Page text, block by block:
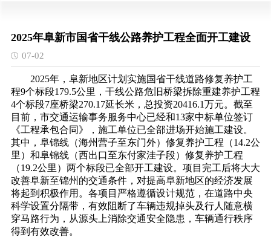
2025年阜新市国省干线公路养护工程全面开工建设
07-02
2025年，阜新地区计划实施国省干线道路修复养护工
程9个标段179.5公里，干线公路危旧桥梁拆除重建养护工程
4个标段7座桥梁270.17延长米，总投资20416.1万元。截至
目前，市交通运输事务服务中心已经和13家中标单位签订
《工程承包合同》，施工单位已全部进场开始施工建设。
其中，阜锦线（海州营子至东门外）修复养护工程（14.2公
里）和阜锦线（西出口至东付家洼子段）修复养护工程
（19.2公里）两个标段已全部开工建设。项目完工后将大大
改善阜新至锦州的交通条件，对提高阜新地区的经济发展
将起到积极作用。各项目严格遵循设计规范，在道路中央
科学设置分隔带，有效阻断了车辆违规掉头及行人随意横
穿马路行为，从源头上消除交通安全隐患，车辆通行秩序
得到有效改善。